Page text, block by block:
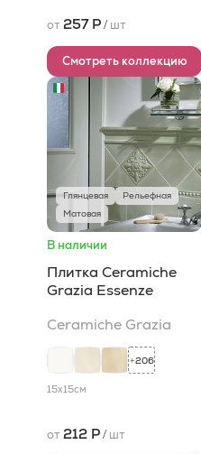
от 257 Р/ шт
Смотреть коллекцию
Глянцевая
Рельефная
Матовая
В наличии
Плитка Ceramiche
Grazia Essenze
Ceramiche Grazia
+206
15x15см
от 212 Р/ шт